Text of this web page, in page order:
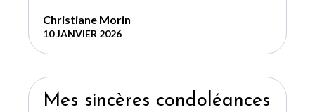
Christiane Morin
10 JANVIER 2026
Mes sincères condoléances